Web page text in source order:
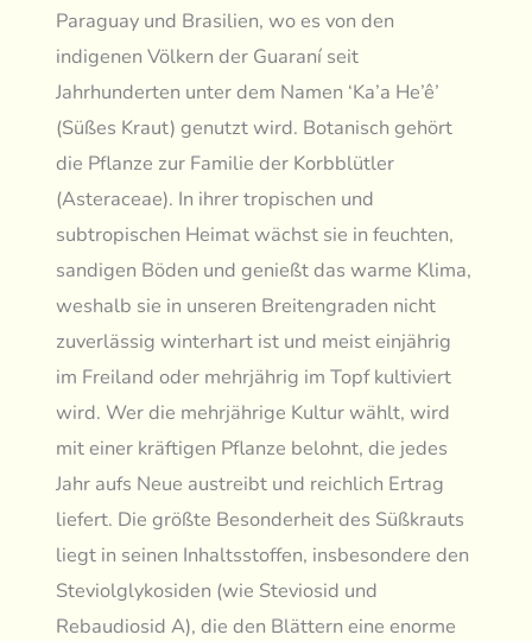
Paraguay und Brasilien, wo es von den
indigenen Völkern der Guaraní seit
Jahrhunderten unter dem Namen ‘Ka’a He’ê’
(Süßes Kraut) genutzt wird. Botanisch gehört
die Pflanze zur Familie der Korbblütler
(Asteraceae). In ihrer tropischen und
subtropischen Heimat wächst sie in feuchten,
sandigen Böden und genießt das warme Klima,
weshalb sie in unseren Breitengraden nicht
zuverlässig winterhart ist und meist einjährig
im Freiland oder mehrjährig im Topf kultiviert
wird. Wer die mehrjährige Kultur wählt, wird
mit einer kräftigen Pflanze belohnt, die jedes
Jahr aufs Neue austreibt und reichlich Ertrag
liefert. Die größte Besonderheit des Süßkrauts
liegt in seinen Inhaltsstoffen, insbesondere den
Steviolglykosiden (wie Steviosid und
Rebaudiosid A), die den Blättern eine enorme